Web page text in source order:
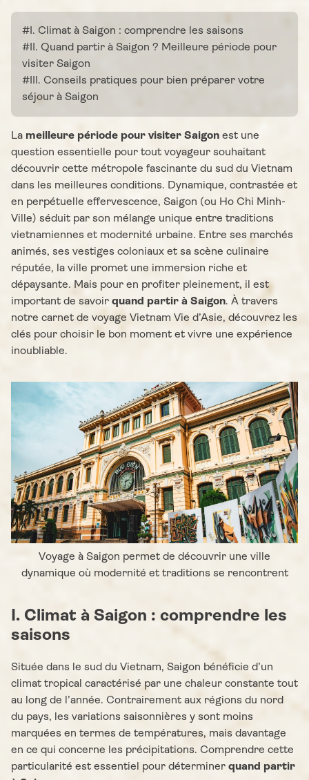
#I. Climat à Saigon : comprendre les saisons
#II. Quand partir à Saigon ? Meilleure période pour
visiter Saigon
#III. Conseils pratiques pour bien préparer votre
séjour à Saigon
La meilleure période pour visiter Saigon est une
question essentielle pour tout voyageur souhaitant
découvrir cette métropole fascinante du sud du Vietnam
dans les meilleures conditions. Dynamique, contrastée et
en perpétuelle effervescence, Saigon (ou Ho Chi Minh-
Ville) séduit par son mélange unique entre traditions
vietnamiennes et modernité urbaine. Entre ses marchés
animés, ses vestiges coloniaux et sa scène culinaire
réputée, la ville promet une immersion riche et
dépaysante. Mais pour en profiter pleinement, il est
important de savoir quand partir à Saigon. À travers
notre carnet de voyage Vietnam Vie d’Asie, découvrez les
clés pour choisir le bon moment et vivre une expérience
inoubliable.
Voyage à Saigon permet de découvrir une ville
dynamique où modernité et traditions se rencontrent
I. Climat à Saigon : comprendre les
saisons
Située dans le sud du Vietnam, Saigon bénéficie d’un
climat tropical caractérisé par une chaleur constante tout
au long de l’année. Contrairement aux régions du nord
du pays, les variations saisonnières y sont moins
marquées en termes de températures, mais davantage
en ce qui concerne les précipitations. Comprendre cette
particularité est essentiel pour déterminer quand partir